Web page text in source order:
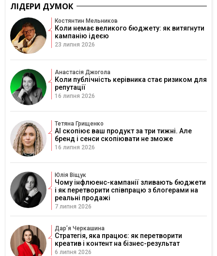
ЛІДЕРИ ДУМОК
Костянтин Мельников
Коли немає великого бюджету: як витягнути
кампанію ідеєю
23 липня 2026
Анастасія Джогола
Коли публічність керівника стає ризиком для
репутації
16 липня 2026
Тетяна Грищенко
AI скопіює ваш продукт за три тижні. Але
бренд і сенси скопіювати не зможе
16 липня 2026
Юлія Віщук
Чому інфлюенс-кампанії зливають бюджети
і як перетворити співпрацю з блогерами на
реальні продажі
7 липня 2026
Дарʼя Черкашина
Стратегія, яка працює: як перетворити
креатив і контент на бізнес-результат
6 липня 2026